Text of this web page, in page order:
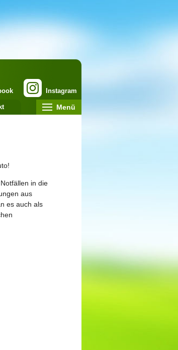
Instagram
Menü
in die
aus
es auch als